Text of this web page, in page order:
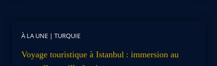
À LA UNE | TURQUIE
Voyage touristique à Istanbul : immersion au